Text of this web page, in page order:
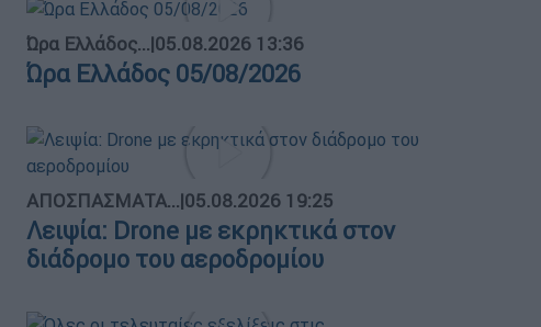
Ώρα Ελλάδος...|05.08.2026 13:36
Ώρα Ελλάδος 05/08/2026
ΑΠΟΣΠΑΣΜΑΤΑ...|05.08.2026 19:25
Λειψία: Drone με εκρηκτικά στον
διάδρομο του αεροδρομίου